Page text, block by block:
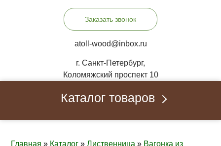
Заказать звонок
atoll-wood@inbox.ru
г. Санкт-Петербург,
Коломяжский проспект 10
Каталог товаров
Главная » Каталог »Лиственница » Вагонка из